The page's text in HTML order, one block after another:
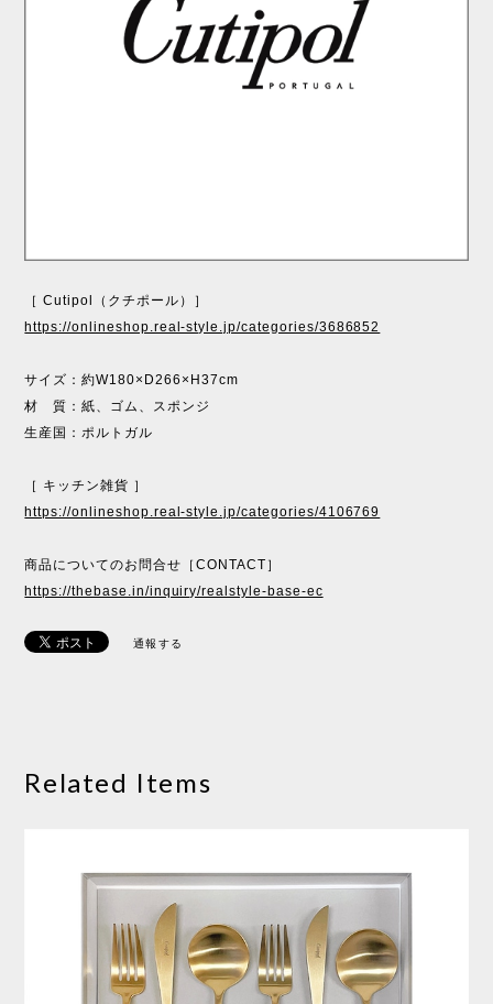
［ Cutipol（クチポール）］
https://onlineshop.real-style.jp/categories/3686852
サイズ：約W180×D266×H37cm
材 質：紙、ゴム、スポンジ
生産国：ポルトガル
［ キッチン雑貨 ］
https://onlineshop.real-style.jp/categories/4106769
商品についてのお問合せ［CONTACT］
https://thebase.in/inquiry/realstyle-base-ec
通報する
Related Items